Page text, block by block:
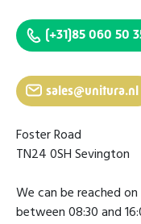
(+31)85 060 50
sales@unitura.nl
Foster Road
TN24 0SH Sevington
We can be reached
between 08:30 and